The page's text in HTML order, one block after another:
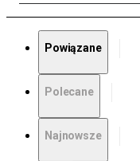
Powiązane
Polecane
Najnowsze